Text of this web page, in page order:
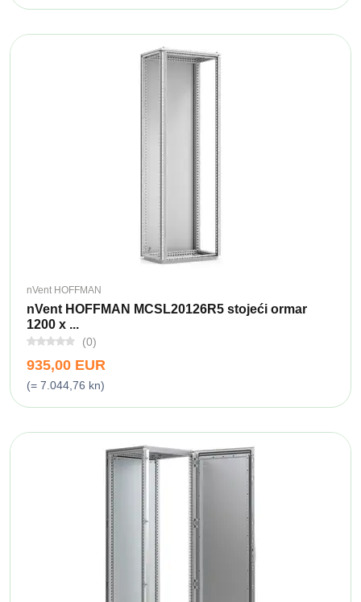
nVent HOFFMAN
nVent HOFFMAN MCSL20126R5 stojeći ormar
1200 x ...
(0)
935,00 EUR
(= 7.044,76 kn)